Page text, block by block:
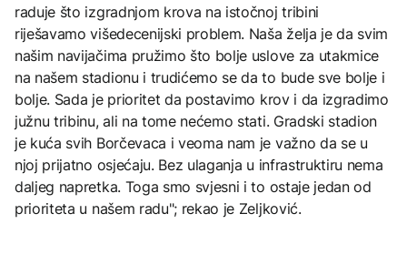
raduje što izgradnjom krova na istočnoj tribini
riješavamo višedecenijski problem. Naša želja je da svim
našim navijačima pružimo što bolje uslove za utakmice
na našem stadionu i trudićemo se da to bude sve bolje i
bolje. Sada je prioritet da postavimo krov i da izgradimo
južnu tribinu, ali na tome nećemo stati. Gradski stadion
je kuća svih Borčevaca i veoma nam je važno da se u
njoj prijatno osjećaju. Bez ulaganja u infrastruktiru nema
daljeg napretka. Toga smo svjesni i to ostaje jedan od
prioriteta u našem radu"; rekao je Zeljković.